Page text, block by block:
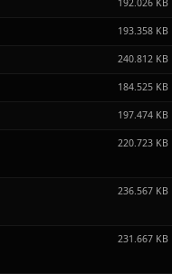
192.026 KB
193.358 KB
240.812 KB
184.525 KB
197.474 KB
220.723 KB
236.567 KB
231.667 KB